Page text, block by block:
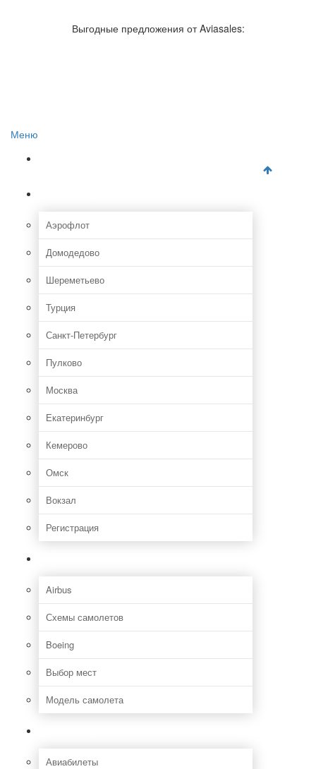
Отзывы об авиакомпаниях
Отзывы об аэропортах
Выгодные предложения от Aviasales:
Меню
Аэрофлот
Домодедово
Шереметьево
Турция
Санкт-Петербург
Пулково
Москва
Екатеринбург
Кемерово
Омск
Вокзал
Регистрация
Airbus
Схемы самолетов
Boeing
Выбор мест
Модель самолета
Авиабилеты